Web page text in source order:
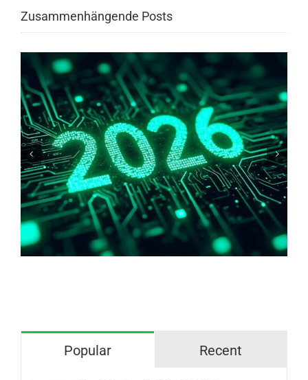
Zusammenhängende Posts
Warum haben wir Angst vor
blankem/freiliegendes Kupfer?
Popular Recent